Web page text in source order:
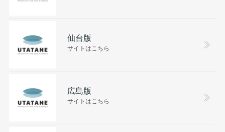
仙台版
サイトはこちら
広島版
サイトはこちら